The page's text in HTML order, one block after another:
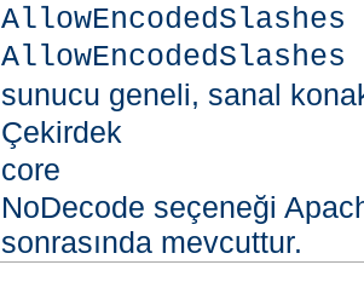
AllowEncodedSlashes
sunucu geneli, sanal
Çekirdek
core
NoDecode seçeneği
sonrasında mevcuttur.